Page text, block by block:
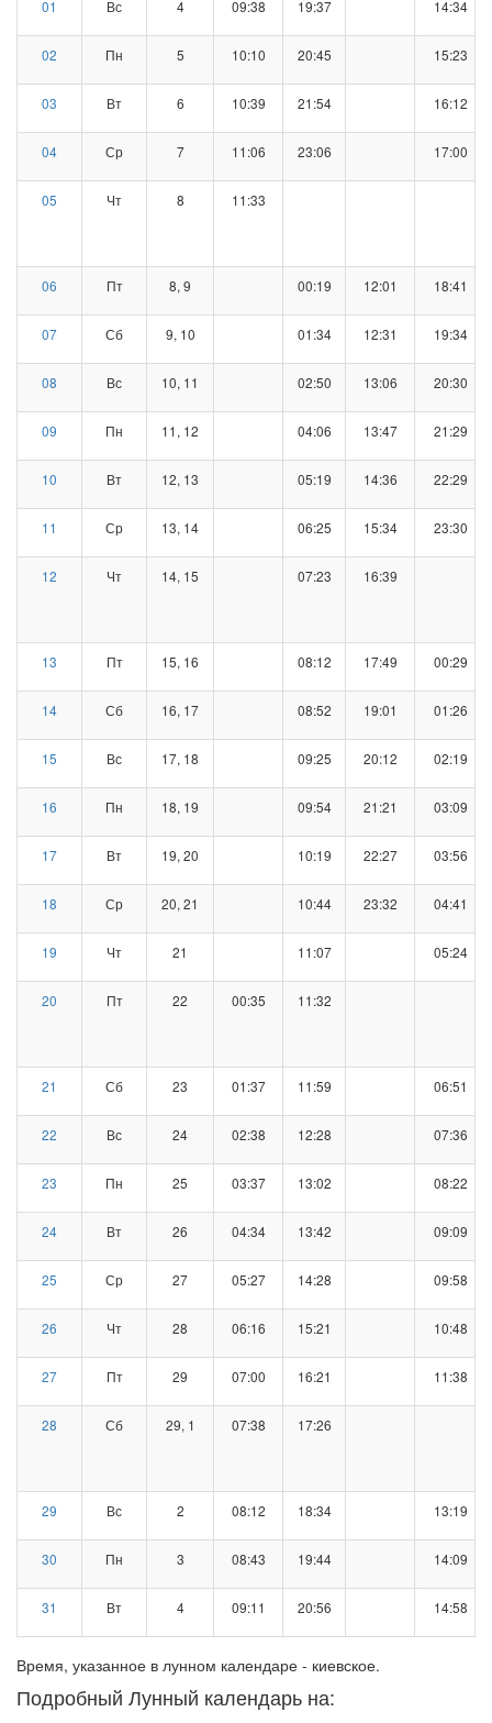
01 Вс 4 09:38 19:37 14:34
02 Пн 5 10:10 20:45 15:23
03 Вт 6 10:39 21:54 16:12
04 Ср 7 11:06 23:06 17:00
05 Чт 8 11:33
06 Пт 8, 9 00:19 12:01 18:41
07 Сб 9, 10 01:34 12:31 19:34
08 Вс 10, 11 02:50 13:06 20:30
09 Пн 11, 12 04:06 13:47 21:29
10 Вт 12, 13 05:19 14:36 22:29
11 Ср 13, 14 06:25 15:34 23:30
12 Чт 14, 15 07:23 16:39
13 Пт 15, 16 08:12 17:49 00:29
14 Сб 16, 17 08:52 19:01 01:26
15 Вс 17, 18 09:25 20:12 02:19
16 Пн 18, 19 09:54 21:21 03:09
17 Вт 19, 20 10:19 22:27 03:56
18 Ср 20, 21 10:44 23:32 04:41
19 Чт 21 11:07 05:24
20 Пт 22 00:35 11:32
21 Сб 23 01:37 11:59 06:51
22 Вс 24 02:38 12:28 07:36
23 Пн 25 03:37 13:02 08:22
24 Вт 26 04:34 13:42 09:09
25 Ср 27 05:27 14:28 09:58
26 Чт 28 06:16 15:21 10:48
27 Пт 29 07:00 16:21 11:38
28 Сб 29, 1 07:38 17:26
29 Вс 2 08:12 18:34 13:19
30 Пн 3 08:43 19:44 14:09
31 Вт 4 09:11 20:56 14:58
Время, указанное в лунном календаре - киевское.
Подробный Лунный календарь на: